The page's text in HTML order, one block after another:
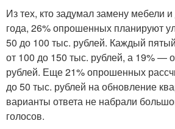
Из тех, кто задумал замену мебели
года, 26% опрошенных планируют
50 до 100 тыс. рублей. Каждый
от 100 до 150 тыс. рублей, а 19% —
рублей. Еще 21% опрошенных
до 50 тыс. рублей на обновление
варианты ответа не набрали
голосов.